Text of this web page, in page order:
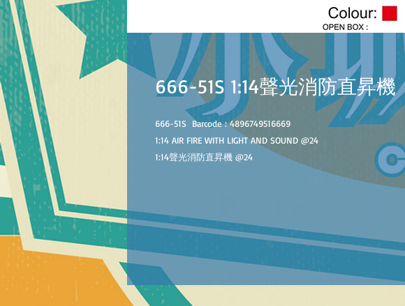
666-51S 1:14聲光消防直昇機
666-51S Barcode :4896749516669
1:14 AIR FIRE WITH LIGHT AND SOUND @24
1:14聲光消防直昇機 @24